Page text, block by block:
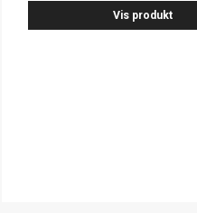
Vis produkt